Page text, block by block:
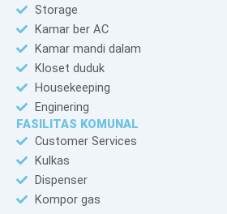
Storage
Kamar ber AC
Kamar mandi dalam
Kloset duduk
Housekeeping
Enginering
FASILITAS KOMUNAL
Customer Services
Kulkas
Dispenser
Kompor gas